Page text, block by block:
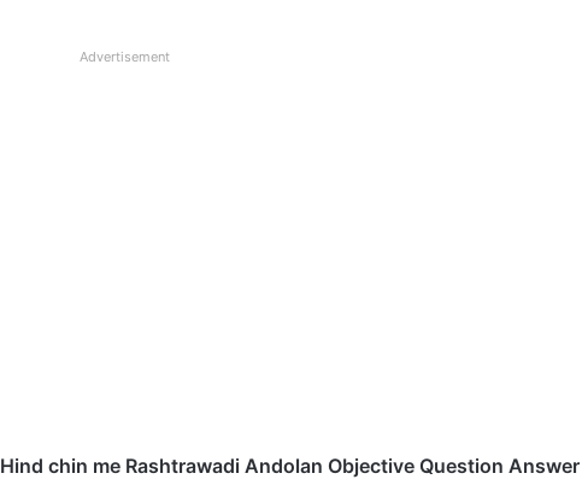
Advertisement
Hind chin me Rashtrawadi Andolan Objective Question Answer